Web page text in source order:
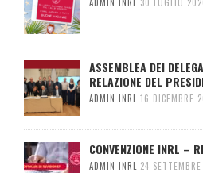
ASSEMBLEA DEI
RELAZIONE DEL
ADMIN INRL 16 DICEMBRE
CONVENZIONE INRL –
ADMIN INRL 24